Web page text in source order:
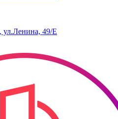
ул.Ленина, 49/Е